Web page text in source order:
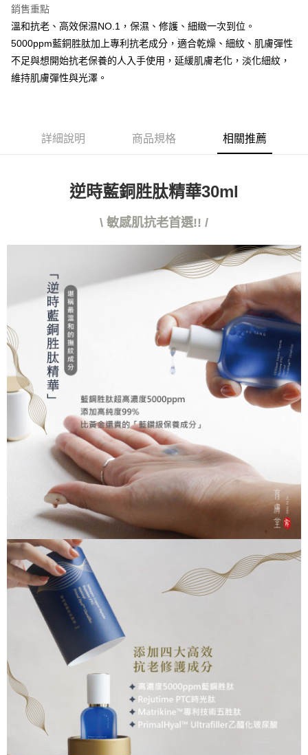
１．於結帳方式選擇「AFTEE先享後付」後，將跳轉至「AFTEE先享後付」
２．訂單成立數日內，您將收到繳費通知簡訊。
３．收到繳費通知簡訊後14天內，點擊此簡訊中的連結，可透過四大超商／
ATM／網路銀行／等多元方式進行付款，方視為交易完成。
※ 請注意：結帳手續完成當下不需立刻繳費，但若您需要取消訂單，請聯絡
購買商品的店家。未經商家同意取消之訂單仍視為有效，需透過AFTEE先享
權轉讓予恩沛科技股份有限公司。
https://aftee.tw/terms/#terms3
３．未成年的使用者請事先徵得法定代理人或監護人之同意方可使用
４．使用「AFTEE先享後付」時，將依據個別帳號之用戶狀況，依本公司即
時審查核予不同之上限額度；若仍有額度不足之情形，本公司將視審查結果
請求用戶進行身份認證。
５．嚴禁一人註冊多個帳號或使用他人資訊註冊。若發現惡意使用之情形，
恩沛科技股份有限公司將有權停止該用戶之使用額度並採取法律行動。
7-11取貨付款
宅配
每筆NT$100，滿NT$3,000(含以上)免運費
銷售重點
溫和抗老、高效保濕NO.1，保濕、修護、細緻一次到位。
5000ppm藍銅胜肽加上專利抗老成分，適合乾燥、細紋、肌膚彈性
不足與想開始抗老保養的人入手使用，延緩肌膚老化，淡化細紋，
維持肌膚彈性與光澤。
詳細說明 商品規格 相關推薦
逆時藍銅胜肽精華30ml
\ 敏感肌抗老首選!! /